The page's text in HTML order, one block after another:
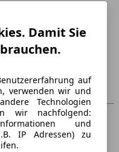
Damit Sie
auf
verwenden wir und
Technologien
wir nachfolgend:
und
IP Adressen) zu